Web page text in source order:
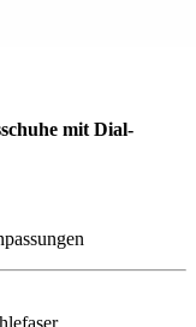
mit Dial-